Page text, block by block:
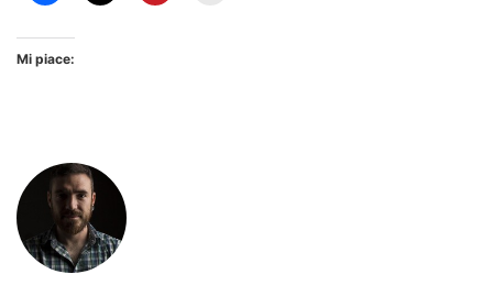
Mi piace: